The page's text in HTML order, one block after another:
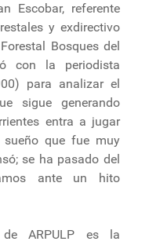
Escobar, referente
y exdirectivo
Bosques del
con la periodista
para analizar el
sigue generando
entra a jugar
que fue muy
se ha pasado del
ante un hito
ARPULP es la